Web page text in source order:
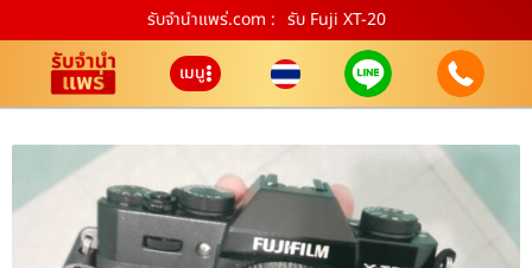
รับจํานําแพร่.com : รับ Fuji XT-20
เมนู